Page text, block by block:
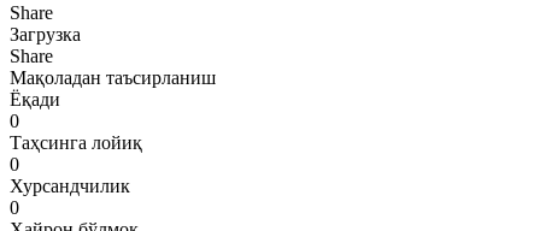
Share
Загрузка
Share
Мақоладан таъсирланиш
Ёқади
0
Таҳсинга лойиқ
0
Хурсандчилик
0